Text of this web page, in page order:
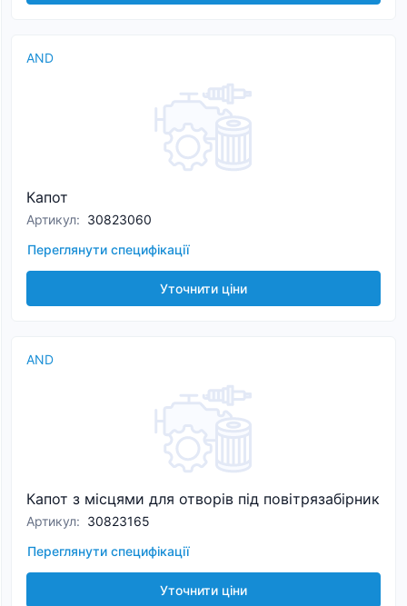
AND
Капот
Артикул: 30823060
Переглянути специфікації
Уточнити ціни
AND
Капот з місцями для отворів під повітрязабірник
Артикул: 30823165
Переглянути специфікації
Уточнити ціни